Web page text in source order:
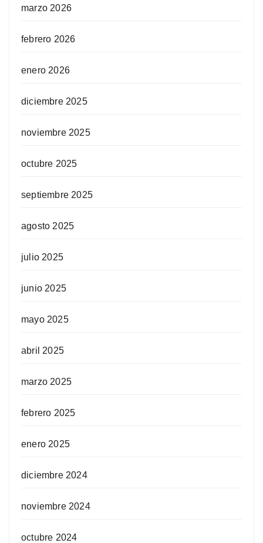
marzo 2026
febrero 2026
enero 2026
diciembre 2025
noviembre 2025
octubre 2025
septiembre 2025
agosto 2025
julio 2025
junio 2025
mayo 2025
abril 2025
marzo 2025
febrero 2025
enero 2025
diciembre 2024
noviembre 2024
octubre 2024